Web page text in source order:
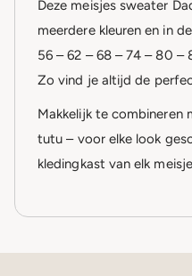
Deze meisjes sweater
meerdere kleuren en in
56 – 62 – 68 – 74 – 80 –
Zo vind je altijd de
Makkelijk te combineren
tutu – voor elke look
kledingkast van elk